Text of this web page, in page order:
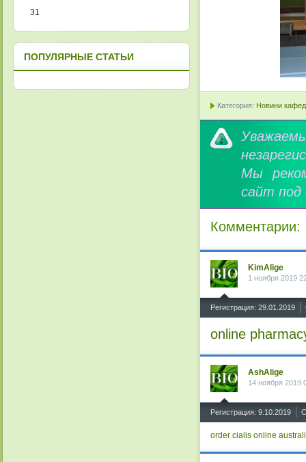
Категория: Новини
Мы
сайт под
Комментарии:
KimAlige
1 ноября 2019
Регистрация: 29.01.2019
online
AshAlige
14 ноября 2019
Регистрация: 9.10.2019
order cialis online
31
ПОПУЛЯРНЫЕ СТАТЬИ